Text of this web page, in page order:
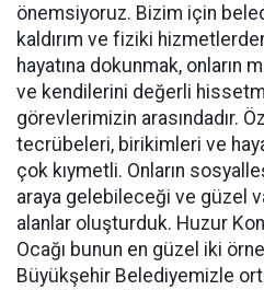
önemsiyoruz. Bizim için
kaldırım ve fiziki
hayatına dokunmak, onların
ve kendilerini değerli
görevlerimizin arasındadır.
tecrübeleri, birikimleri ve
çok kıymetli. Onların
araya gelebileceği ve güzel
alanlar oluşturduk. Huzur
Ocağı bunun en güzel iki
Büyükşehir Belediyemizle